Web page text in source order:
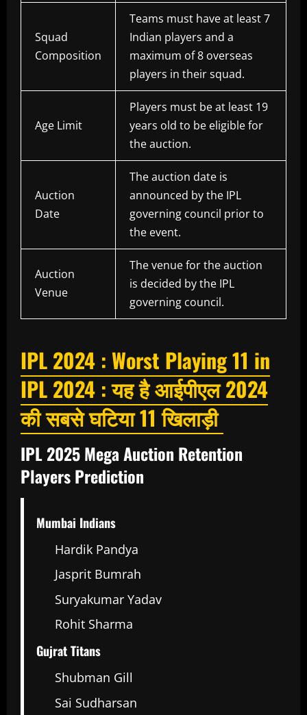
Squad
Composition
Teams must have at least 7
Indian players and a
maximum of 8 overseas
players in their squad.
Age Limit
Players must be at least 19
years old to be eligible for
the auction.
Auction
Date
The auction date is
announced by the IPL
governing council prior to
the event.
Auction
Venue
The venue for the auction
is decided by the IPL
governing council.
IPL 2024 : Worst Playing 11 in
IPL 2024 : यह है आईपीएल 2024
की सबसे घटिया 11 खिलाड़ी
IPL 2025 Mega Auction Retention
Players Prediction
Mumbai Indians
Hardik Pandya
Jasprit Bumrah
Suryakumar Yadav
Rohit Sharma
Gujrat Titans
Shubman Gill
Sai Sudharsan